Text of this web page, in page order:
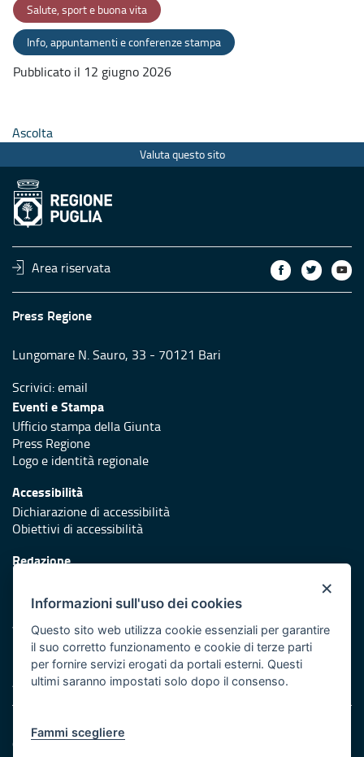
Salute, sport e buona vita
Info, appuntamenti e conferenze stampa
Pubblicato il 12 giugno 2026
Ascolta
Valuta questo sito
Area riservata
Press Regione
Lungomare N. Sauro, 33 - 70121 Bari
Scrivici:email
Eventi e Stampa
Ufficio stampa della Giunta
Press Regione
Logo e identità regionale
Accessibilità
Dichiarazione di accessibilità
Obiettivi di accessibilità
Redazione
Protezione civile
Vai al sito di Protezione Civile Puglia
Iniziativa finanziata con risorse del POR Puglia 2014/2020 -
Asse XI
Note legali
Cookie e privacy
×
Informazioni sull'uso dei cookies
Questo sito web utilizza cookie essenziali per garantire
il suo corretto funzionamento e cookie di terze parti
per fornire servizi erogati da portali esterni. Questi
ultimi saranno impostati solo dopo il consenso.
Fammi scegliere